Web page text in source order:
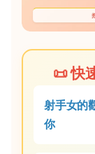
📜 快
射手女的
你